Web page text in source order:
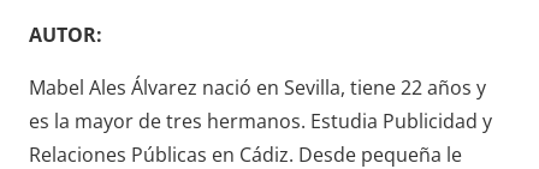
AUTOR:
Mabel Ales Álvarez nació en Sevilla, tiene 22 años y
es la mayor de tres hermanos. Estudia Publicidad y
Relaciones Públicas en Cádiz. Desde pequeña le